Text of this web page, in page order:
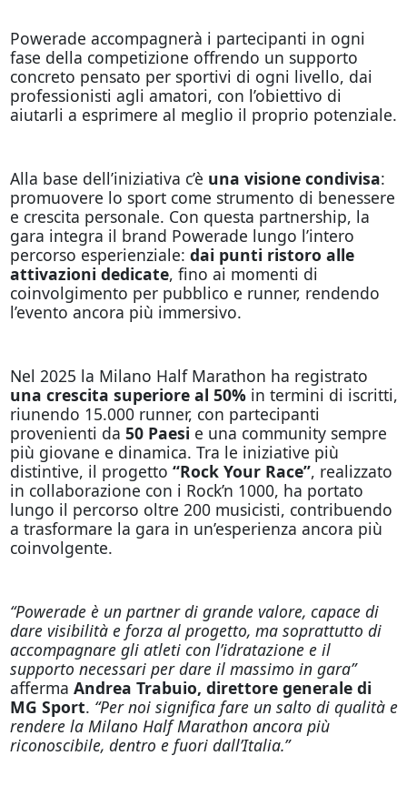
Powerade accompagnerà i partecipanti in ogni
fase della competizione offrendo un supporto
concreto pensato per sportivi di ogni livello, dai
professionisti agli amatori, con l’obiettivo di
aiutarli a esprimere al meglio il proprio potenziale.
Alla base dell’iniziativa c’è una visione condivisa:
promuovere lo sport come strumento di benessere
e crescita personale. Con questa partnership, la
gara integra il brand Powerade lungo l’intero
percorso esperienziale: dai punti ristoro alle
attivazioni dedicate, fino ai momenti di
coinvolgimento per pubblico e runner, rendendo
l’evento ancora più immersivo.
Nel 2025 la Milano Half Marathon ha registrato
una crescita superiore al 50%in termini di iscritti,
riunendo 15.000 runner, con partecipanti
provenienti da 50 Paesi e una community sempre
più giovane e dinamica. Tra le iniziative più
distintive, il progetto “Rock Your Race”, realizzato
in collaborazione con i Rock’n 1000, ha portato
lungo il percorso oltre 200 musicisti, contribuendo
a trasformare la gara in un’esperienza ancora più
coinvolgente.
“Powerade è un partner di grande valore, capace di
dare visibilità e forza al progetto, ma soprattutto di
accompagnare gli atleti con l’idratazione e il
supporto necessari per dare il massimo in gara”
afferma Andrea Trabuio, direttore generale di
MG Sport. “Per noi significa fare un salto di qualità e
rendere la Milano Half Marathon ancora più
riconoscibile, dentro e fuori dall’Italia.”